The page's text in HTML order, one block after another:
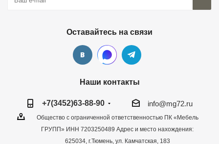
Оставайтесь на связи
Наши контакты
+7(3452)63-88-90 info@mg72.ru
Общество с ограниченной ответственностью ПК «Мебель
ГРУПП» ИНН 7203250489 Адрес и место нахождения:
625034, г.Тюмень, ул. Камчатская, 183